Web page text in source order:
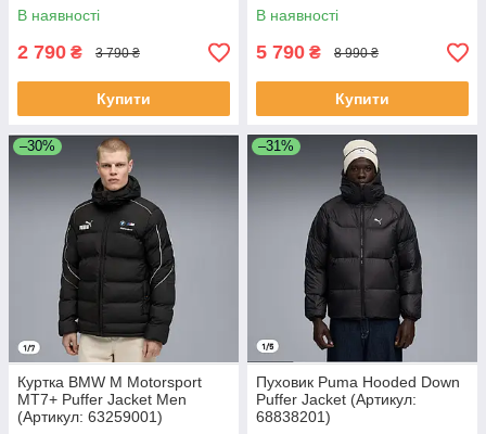
В наявності
2 790 ₴ 3 790 ₴
Купити
В наявності
5 790 ₴ 8 990 ₴
Купити
–30%
Куртка BMW M Motorsport
MT7+ Puffer Jacket Men
(Артикул: 63259001)
–31%
Пуховик Puma Hooded Down
Puffer Jacket (Артикул:
68838201)